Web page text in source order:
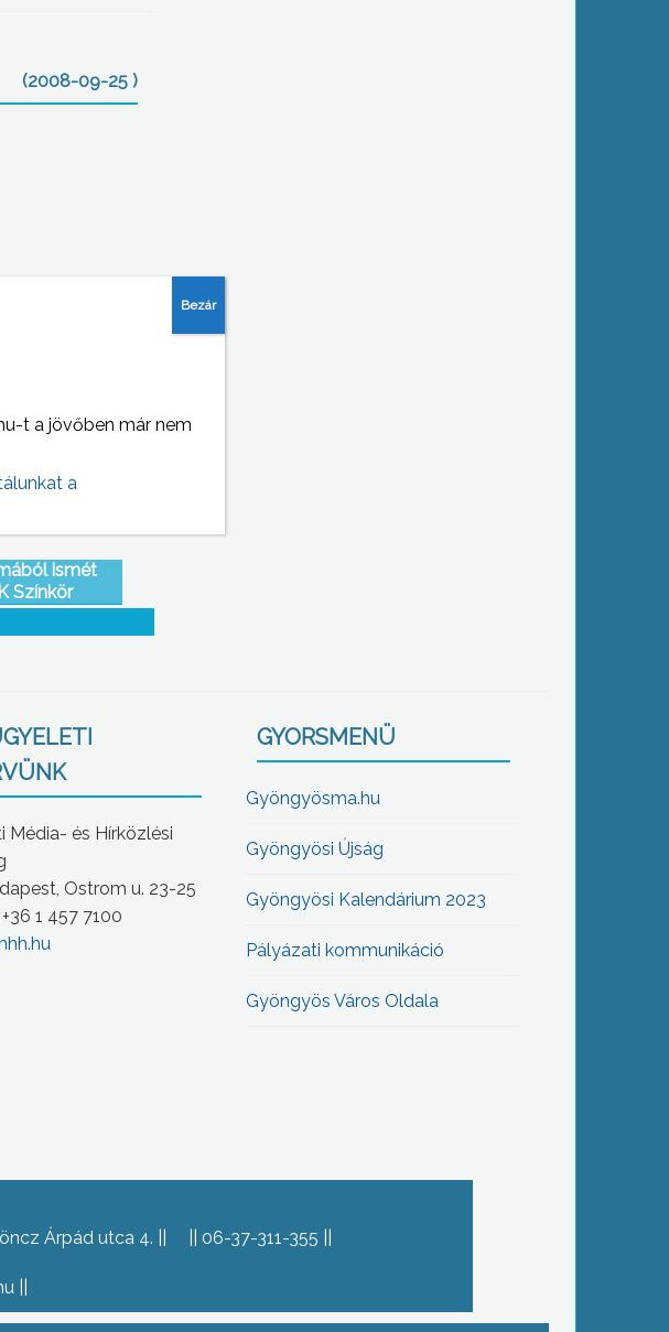
(2008-09-25 )
szervezett
ismét
Színkör
Média- és Hírközlési
Ostrom u. 23-25
1 457 7100
GYORSMENÜ
Gyöngyösma.hu
Gyöngyösi Újság
Gyöngyösi Kalendárium 2023
Pályázati kommunikáció
Gyöngyös Város Oldala
Árpád utca 4. 06-37-311-355
t a jövőben már nem
a